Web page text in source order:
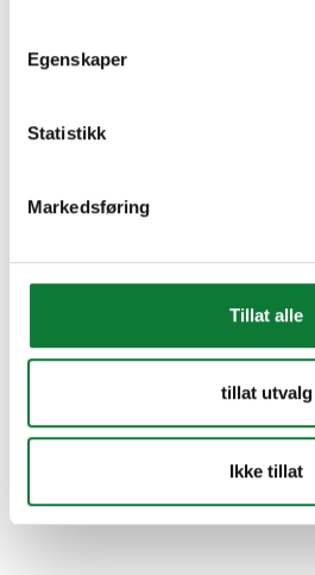
Egenskaper
Statistikk
Markedsføring
Tillat alle
tillat utvalg
Ikke tillat